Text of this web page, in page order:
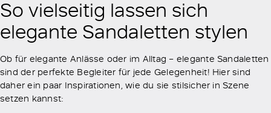
So vielseitig lassen sich
elegante Sandaletten stylen
Ob für elegante Anlässe oder im Alltag – elegante Sandaletten
sind der perfekte Begleiter für jede Gelegenheit! Hier sind
daher ein paar Inspirationen, wie du sie stilsicher in Szene
setzen kannst: